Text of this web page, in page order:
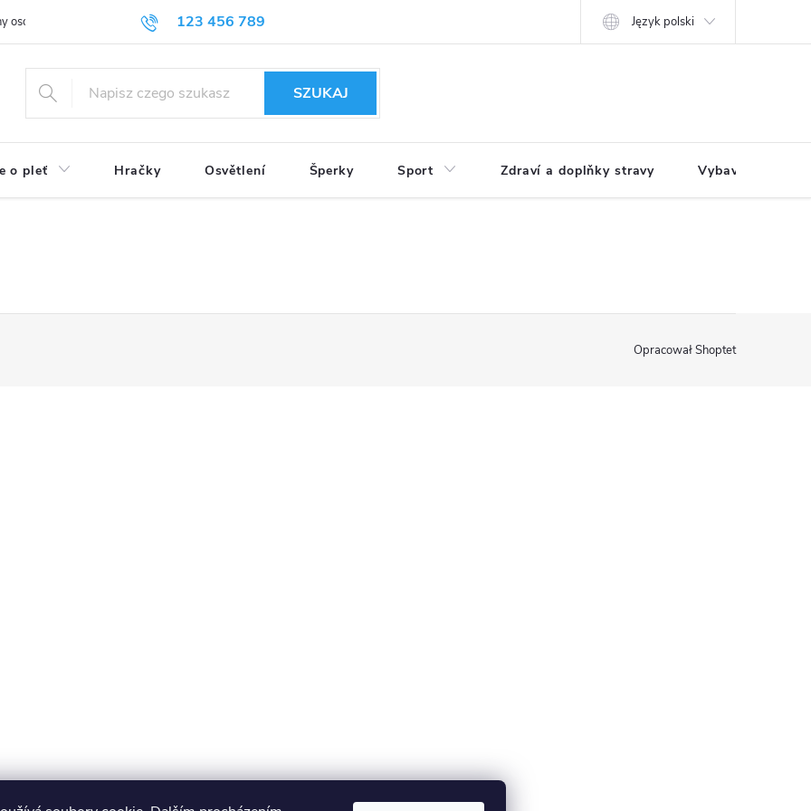
123 456 789
osobních údajů Język polski
SZUKAJ
o pleť Hračky Osvětlení Šperky Sport Zdraví a doplňky stravy Vybavení pro
Opracował Shoptet